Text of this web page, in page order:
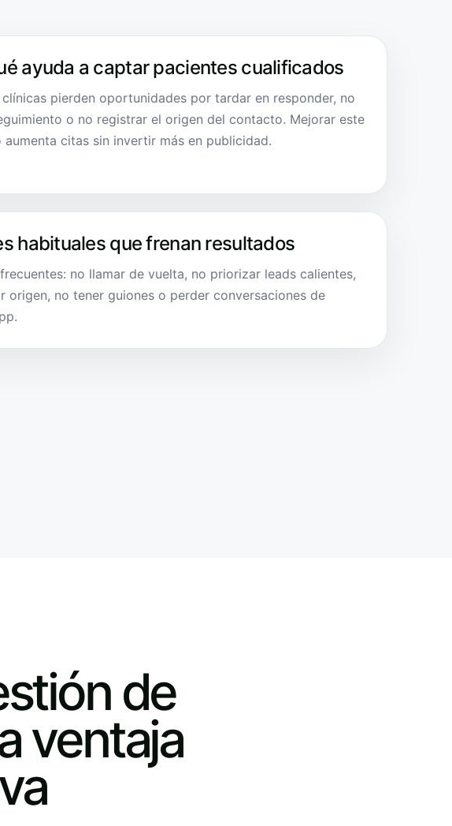
ayuda a captar pacientes cualificados
clínicas pierden oportunidades por tardar en responder, no
o no registrar el origen del contacto. Mejorar este
aumenta citas sin invertir más en publicidad.
habituales que frenan resultados
no llamar de vuelta, no priorizar leads calientes,
origen, no tener guiones o perder conversaciones de
de
ventaja